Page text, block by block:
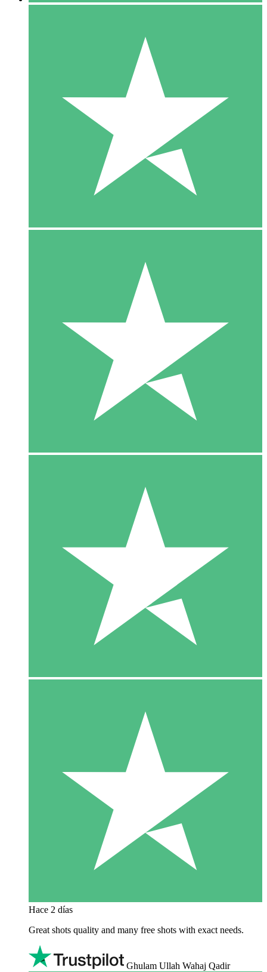
Hace 2 días
Great shots quality and many free shots with exact needs.
Ghulam Ullah Wahaj Qadir